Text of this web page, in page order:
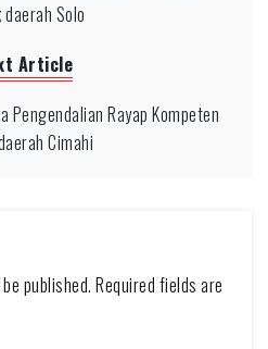
Solo
Article
Pengendalian Rayap Kompeten
Cimahi
published. Required fields are